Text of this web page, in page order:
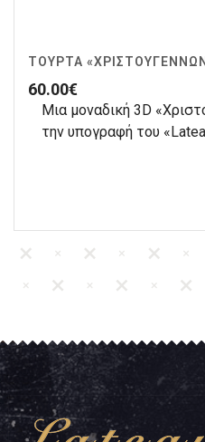
ΤΟΎΡΤΑ
60.00€
Μια μοναδική 3D
την υπογραφή του